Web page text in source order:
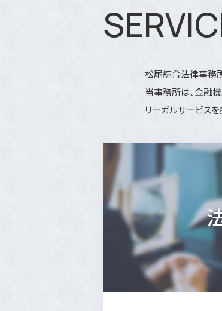
松尾綜合法律事務
当事務所は、金融
リーガルサービスを